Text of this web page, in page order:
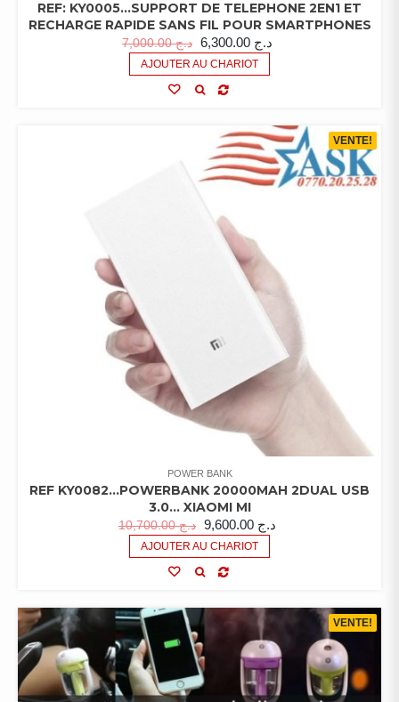
REF: KY0005…SUPPORT DE TELEPHONE 2EN1 ET
RECHARGE RAPIDE SANS FIL POUR SMARTPHONES
د.ج7,000.00 د.ج
AJOUTER AU CHARIOT
VENTE!
POWER BANK
REF KY0082…POWERBANK 20000MAH 2DUAL USB
3.0… XIAOMI MI
د.ج10,700.00 د.ج
AJOUTER AU CHARIOT
VENTE!